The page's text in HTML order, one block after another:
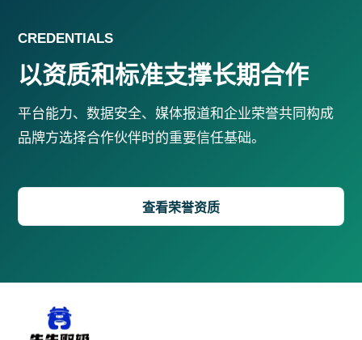
CREDENTIALS
以资质和标准支撑长期合作
平台能力、数据安全、媒体报道和企业荣誉共同构成
品牌方选择合作伙伴时的重要信任基础。
查看荣誉资质